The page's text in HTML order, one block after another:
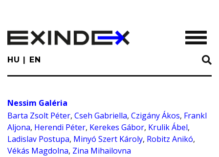
main
content
HU EN
Nessim Galéria
Barta Zsolt Péter, Cseh Gabriella, Czigány Ákos, Frankl
Aljona, Herendi Péter, Kerekes Gábor, Krulik Ábel,
Ladislav Postupa, Minyó Szert Károly, Robitz Anikó,
Vékás Magdolna, Zina Mihailovna